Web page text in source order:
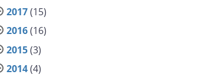
2017(15)
2016(16)
2015(3)
2014(4)